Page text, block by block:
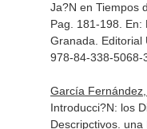
Ja?N en Tiempos
Pag. 181-198. En:
Granada. Editorial
978-84-338-5068-
García
Introducci?N: los
Descripctivos. una